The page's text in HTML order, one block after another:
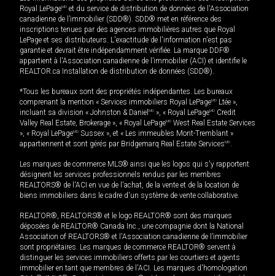
Royal LePageMD et du service de distribution de données de l'Association
canadienne de l’immobilier (SDD®). SDD® met en référence des
inscriptions tenues par des agences immobilières autres que Royal
LePage et ses distributeurs. L'exactitude de l'information n'est pas
garantie et devrait être indépendamment vérifiée. La marque DDF®
appartient à l'Association canadienne de l’immobilier (ACI) et identifie le
REALTOR.ca Installation de distribution de données (SDD®).
*Tous les bureaux sont des propriétés indépendantes. Les bureaux
comprenant la mention « Services immobiliers Royal LePageMD Ltée »,
incluant sa division « Johnston & Daniel MD », « Royal LePageMD Credit
Valley Real Estate, Brokerage », « Royal LePageMD West Real Estate Services
», « Royal LePageMD Sussex », et « Les immeubles Mont-Tremblant »
appartiennent et sont gérés par Bridgemarq Real Estate ServicesMD.
Les marques de commerce MLS® ainsi que les logos qui s'y rapportent
désignent les services professionnels rendus par les membres
REALTORS® de l'ACI en vue de l'achat, de la vente et de la location de
biens immobiliers dans le cadre d'un système de vente collaborative.
REALTOR®, REALTORS® et le logo REALTOR® sont des marques
déposées de REALTOR® Canada Inc., une compagnie dont la National
Association of REALTORS® et l'Association canadienne de l’immobilier
sont propriétaires. Les marques de commerce REALTOR® servent à
distinguer les services immobiliers offerts par les courtiers et agents
immobilier en tant que membres de l'ACI. Les marques d'homologation